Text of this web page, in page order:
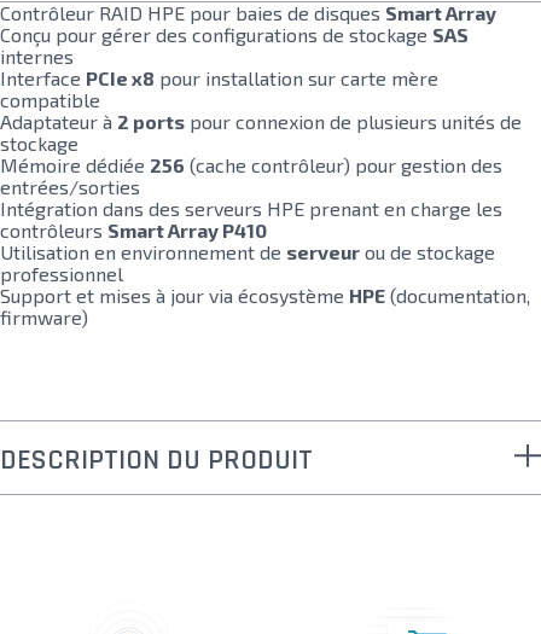
Contrôleur RAID HPE pour baies de disques Smart Array
Conçu pour gérer des configurations de stockage SAS
internes
Interface PCIe x8 pour installation sur carte mère
compatible
Adaptateur à 2 ports pour connexion de plusieurs unités de
stockage
Mémoire dédiée 256 (cache contrôleur) pour gestion des
entrées/sorties
Intégration dans des serveurs HPE prenant en charge les
contrôleurs Smart Array P410
Utilisation en environnement de serveur ou de stockage
professionnel
Support et mises à jour via écosystème HPE (documentation,
firmware)
DESCRIPTION DU PRODUIT